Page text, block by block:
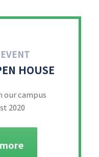
HOUSE
our campus
2020